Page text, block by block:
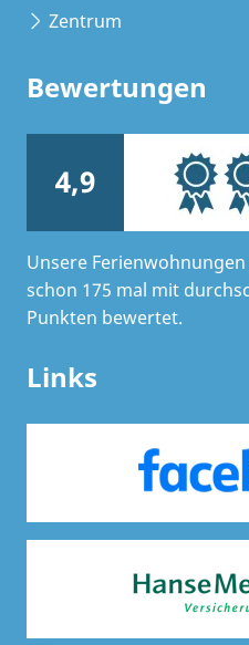
Zentrum
Bewertungen
4,9
Unsere
schon 175 mal mit
Punkten bewertet.
Links